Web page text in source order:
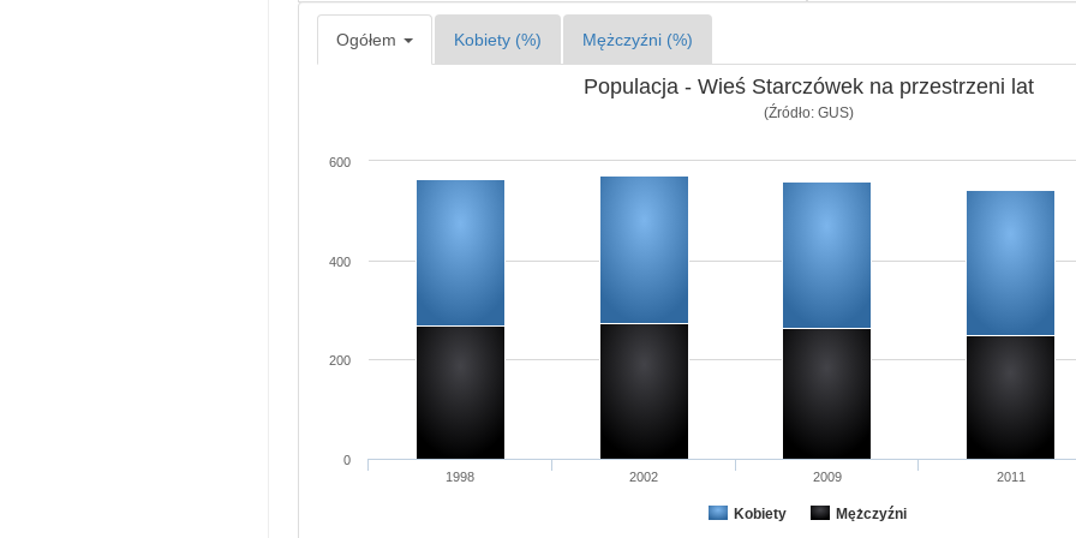
Ogółem Kobiety (%) Mężczyźni (%)
Populacja - Wieś Starczówek na przestrzeni lat
(Źródło: GUS)
Kobiety Mężczyźni
1998 2002 2009 2011
0
200
400
600